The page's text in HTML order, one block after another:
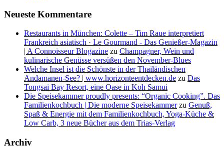
Neueste Kommentare
Restaurants in München: Colette – Tim Raue interpretiert
Frankreich asiatisch · Le Gourmand - Das Genießer-Magazin
| A Connoisseur Blogazine zu Champagner, Wein und
kulinarische Genüsse versüßen den November-Blues
Welche Insel ist die Schönste in der Thailändischen
Andamanen-See? | www.horizonteentdecken.de zu Das
Tongsai Bay Resort, eine Oase in Koh Samui
Die Speisekammer proudly presents: “Organic Cooking”. Das
Familienkochbuch | Die moderne Speisekammerzu Genuß,
Spaß & Energie mit dem Familienkochbuch, Yoga-Küche &
Low Carb, 3 neue Bücher aus dem Trias-Verlag
Archiv